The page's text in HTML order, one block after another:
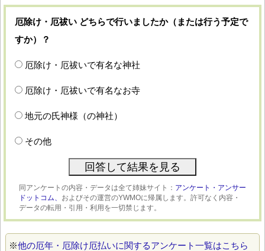
厄除け・厄祓い どちらで行いましたか（または行う予定で
すか）？
厄除け・厄祓いで有名な神社
厄除け・厄祓いで有名なお寺
地元の氏神様（の神社）
その他
同アンケートの内容・データは全て姉妹サイト： アンケート・アンサー
ドットコム、 およびその運営のYWMOに帰属します。許可なく内容・
データの転用・引用・利用を一切禁じます。
※他の厄年・厄除け厄払いに関するアンケート一覧はこちら